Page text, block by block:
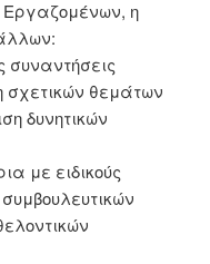
Εργαζομένων, η
σχετικών θεμάτων
δυνητικών
με ειδικούς